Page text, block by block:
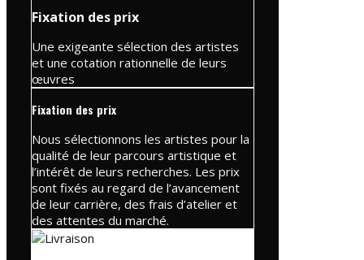
Fixation des prix
Une exigeante sélection des artistes
et une cotation rationnelle de leurs
œuvres
Fixation des prix
Nous sélectionnons les artistes pour la
qualité de leur parcours artistique et
l’intérêt de leurs recherches. Les prix
sont fixés au regard de l’avancement
de leur carrière, des frais d’atelier et
des attentes du marché.